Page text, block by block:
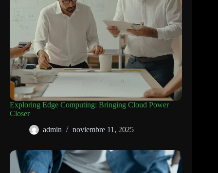
Exploring Edge Computing: Bringing Cloud Power
Closer
admin
noviembre 11, 2025